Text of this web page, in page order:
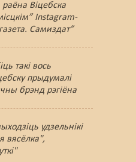
Віцебска
Instagram-
Самиздат”
такі вось
прыдумалі
брэнд рэгіёна
удзельнікі
вясёлка",